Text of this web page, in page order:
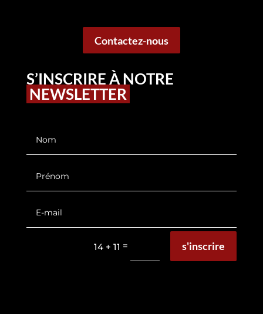
Contactez-nous
S’INSCRIRE À NOTRE
NEWSLETTER
14 + 11 = s'inscrire